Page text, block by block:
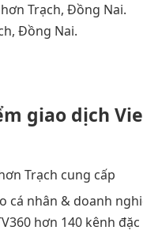
Trạch, Đồng Nai.
Đồng Nai.
giao dịch
Trạch cung cấp
cá nhân & doanh
hơn 140 kênh đặc